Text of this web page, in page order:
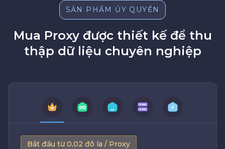
SẢN PHẨM ỦY QUYỀN
Mua Proxy được thiết kế để thu
thập dữ liệu chuyên nghiệp
Bắt đầu từ 0,02 đô la / Proxy